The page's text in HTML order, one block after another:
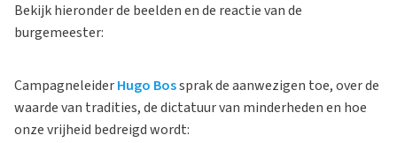
Bekijk hieronder de beelden en de reactie van de
burgemeester:
CampagneleiderHugo Bossprak de aanwezigen toe, over de
waarde van tradities, de dictatuur van minderheden en hoe
onze vrijheid bedreigd wordt: